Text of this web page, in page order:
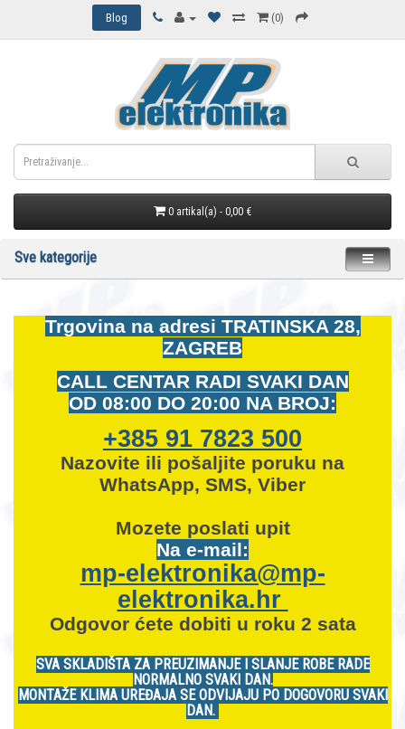
Blog (0)
0 artikal(a) - 0,00 €
Sve kategorije
Trgovina na adresi TRATINSKA 28,
ZAGREB
CALL CENTAR RADI SVAKI DAN
OD 08:00 DO 20:00 NA BROJ:
+385 91 7823 500
Nazovite ili pošaljite poruku na
WhatsApp, SMS, Viber
Mozete poslati upit
Na e-mail:
mp-elektronika@mp-
elektronika.hr
Odgovor ćete dobiti u roku 2 sata
SVA SKLADIŠTA ZA PREUZIMANJE I SLANJE ROBE RADE
NORMALNO SVAKI DAN.
MONTAŽE KLIMA UREĐAJA SE ODVIJAJU PO DOGOVORU SVAKI
DAN.